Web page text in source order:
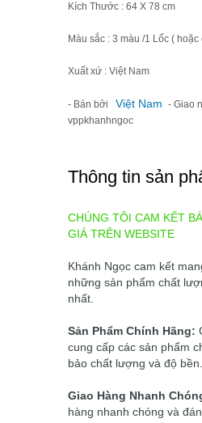
Kích Thước : 64 X 78 cm
Màu sắc : 3 màu /1 Lốc (
Xuất xứ : Việt Nam
- Bán bởi Việt Nam - Giao
vppkhanhngoc
Thông tin sản
CHÚNG TÔI CAM KẾT
GIÁ TRÊN WEBSITE
Khánh Ngọc cam kết
những sản phẩm chất
nhất.
Sản Phẩm Chính Hãng:
cung cấp các sản phẩm
bảo chất lượng và độ bền.
Giao Hàng Nhanh
hàng nhanh chóng và